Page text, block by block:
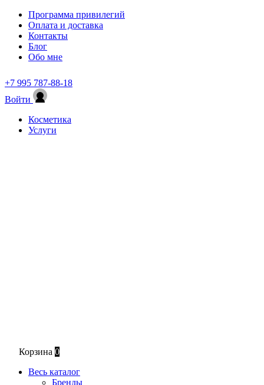
Программа привилегий
Оплата и доставка
Контакты
Блог
Обо мне
+7 995 787-88-18
Войти
Косметика
Услуги
Корзина 0
Весь каталог
Бренды